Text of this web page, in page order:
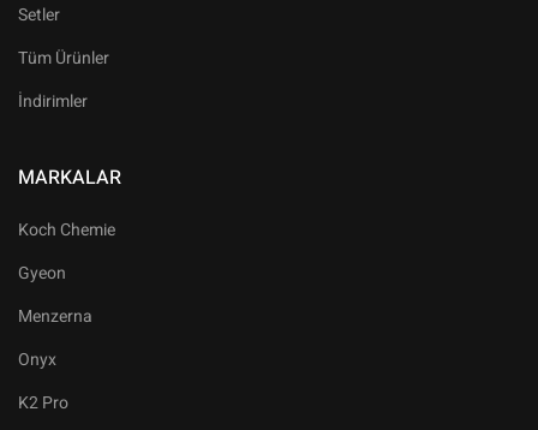
Setler
Tüm Ürünler
İndirimler
MARKALAR
Koch Chemie
Gyeon
Menzerna
Onyx
K2 Pro